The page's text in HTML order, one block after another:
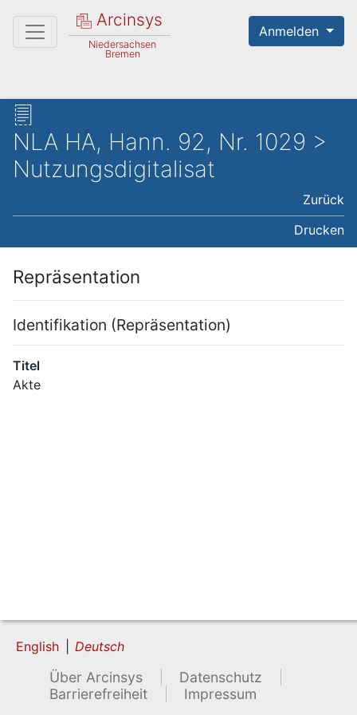
Arcinsys
Niedersachsen
Bremen
Anmelden
NLA HA, Hann. 92, Nr. 1029 >
Nutzungsdigitalisat
Zurück
Drucken
Repräsentation
Identifikation (Repräsentation)
Titel
Akte
English Deutsch
Über Arcinsys
Datenschutz
Barrierefreiheit
Impressum